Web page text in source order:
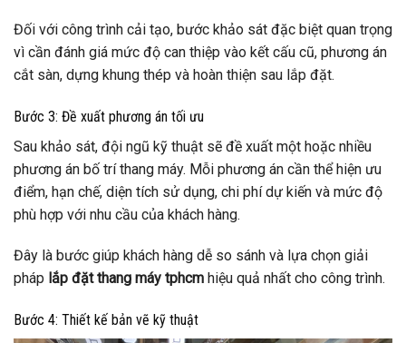
Đối với công trình cải tạo, bước khảo sát đặc biệt quan trọng
vì cần đánh giá mức độ can thiệp vào kết cấu cũ, phương án
cắt sàn, dựng khung thép và hoàn thiện sau lắp đặt.
Bước 3: Đề xuất phương án tối ưu
Sau khảo sát, đội ngũ kỹ thuật sẽ đề xuất một hoặc nhiều
phương án bố trí thang máy. Mỗi phương án cần thể hiện ưu
điểm, hạn chế, diện tích sử dụng, chi phí dự kiến và mức độ
phù hợp với nhu cầu của khách hàng.
Đây là bước giúp khách hàng dễ so sánh và lựa chọn giải
pháp lắp đặt thang máy tphcm hiệu quả nhất cho công trình.
Bước 4: Thiết kế bản vẽ kỹ thuật